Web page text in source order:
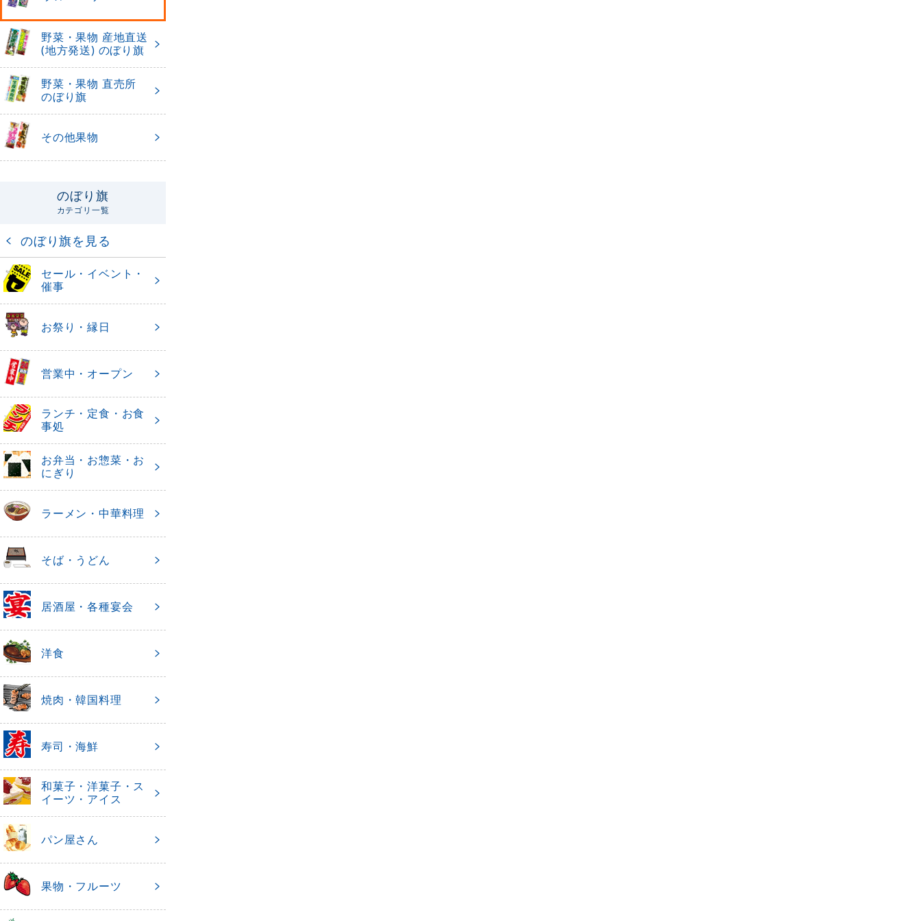
野菜・果物 産地直送
(地方発送) のぼり旗
野菜・果物 直売所
のぼり旗
その他果物
のぼり旗
カテゴリ一覧
のぼり旗を見る
セール・イベント・
催事
お祭り・縁日
営業中・オープン
ランチ・定食・お食
事処
お弁当・お惣菜・お
にぎり
ラーメン・中華料理
そば・うどん
居酒屋・各種宴会
洋食
焼肉・韓国料理
寿司・海鮮
和菓子・洋菓子・ス
イーツ・アイス
パン屋さん
果物・フルーツ